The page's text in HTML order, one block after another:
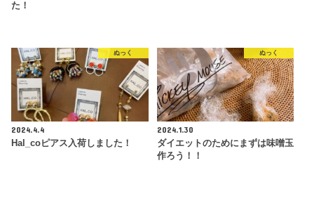
た！
ぬっく
2024.4.4
Hal_coピアス入荷しました！
ぬっく
2024.1.30
ダイエットのためにまずは味噌玉
作ろう！！